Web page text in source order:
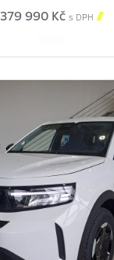
379 990 Kč s DPH 